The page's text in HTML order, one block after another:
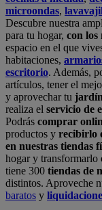
microondas,
Descubre nuestra
para tu hogar, con los
espacio en el que
habitaciones,
escritorio. Además,
artículos, tener el
y aprovechar tu jardín
realiza el servicio de
Podrás comprar
productos y recibirlo
en nuestras tiendas
hogar y transformarlo
tiene 300 tiendas de
distintos. Aproveche
baratos y